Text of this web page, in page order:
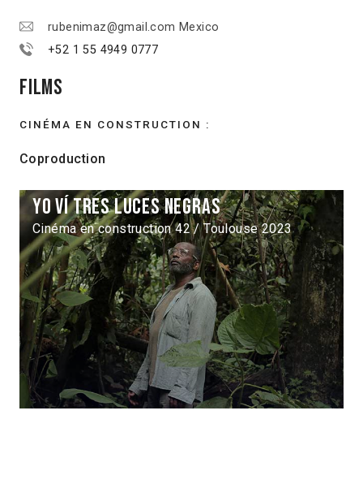
rubenimaz@gmail.com Mexico
+52 1 55 4949 0777
Films
CINÉMA EN CONSTRUCTION :
Coproduction
Yo ví tres luces negras
Cinéma en construction 42 / Toulouse 2023